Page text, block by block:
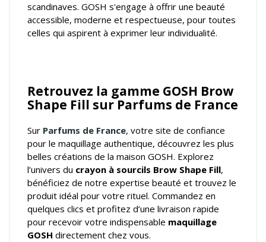
scandinaves. GOSH s'engage à offrir une beauté
accessible, moderne et respectueuse, pour toutes
celles qui aspirent à exprimer leur individualité.
Retrouvez la gamme GOSH Brow
Shape Fill sur Parfums de France
Sur Parfums de France, votre site de confiance
pour le maquillage authentique, découvrez les plus
belles créations de la maison GOSH. Explorez
l’univers du crayon à sourcils Brow Shape Fill,
bénéficiez de notre expertise beauté et trouvez le
produit idéal pour votre rituel. Commandez en
quelques clics et profitez d’une livraison rapide
pour recevoir votre indispensable maquillage
GOSH directement chez vous.